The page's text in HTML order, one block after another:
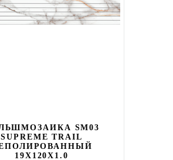
SM03
SUPREME TRAIL
19X120X1.0